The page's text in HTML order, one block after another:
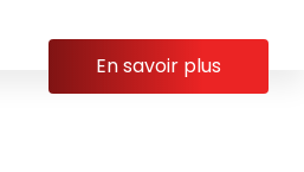
En savoir plus